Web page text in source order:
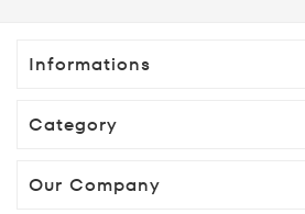
Informations
Category
Our Company